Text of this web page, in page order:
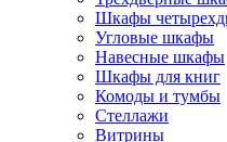
Шкафы
Угловые шкафы
Навесные шкафы
Шкафы для книг
Комоды и тумбы
Стеллажи
Витрины